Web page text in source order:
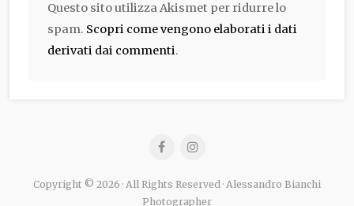
Questo sito utilizza Akismet per ridurre lo
spam. Scopri come vengono elaborati i dati
derivati dai commenti.
Copyright © 2026 · All Rights Reserved · Alessandro Bianchi
Photographer